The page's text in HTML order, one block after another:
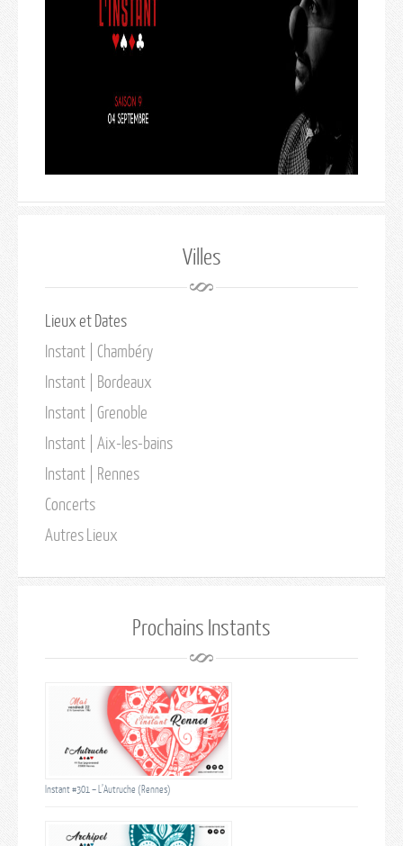
Villes
Lieux et Dates
Instant | Chambéry
Instant | Bordeaux
Instant | Grenoble
Instant | Aix-les-bains
Instant | Rennes
Concerts
Autres Lieux
Prochains Instants
Instant #301 – L’Autruche (Rennes)